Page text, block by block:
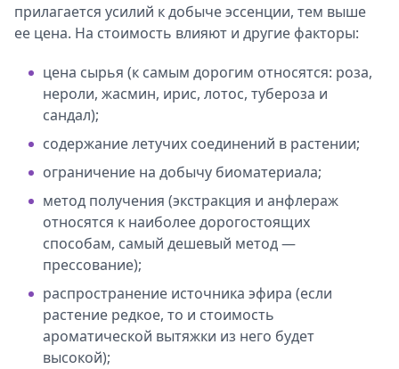
прилагается усилий к добыче эссенции, тем выше
ее цена. На стоимость влияют и другие факторы:
цена сырья (к самым дорогим относятся: роза,
нероли, жасмин, ирис, лотос, тубероза и
сандал);
содержание летучих соединений в растении;
ограничение на добычу биоматериала;
метод получения (экстракция и анфлераж
относятся к наиболее дорогостоящих
способам, самый дешевый метод —
прессование);
распространение источника эфира (если
растение редкое, то и стоимость
ароматической вытяжки из него будет
высокой);